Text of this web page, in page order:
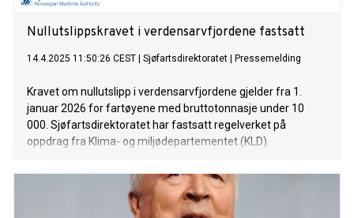
Nullutslippskravet i verdensarvfjordene fastsatt
14.4.2025 11:50:26 CEST Sjøfartsdirektoratet Pressemelding
Kravet om nullutslipp i verdensarvfjordene gjelder fra 1.
januar 2026 for fartøyene med bruttotonnasje under 10
000. Sjøfartsdirektoratet har fastsatt regelverket på
oppdrag fra Klima- og miljødepartementet (KLD).